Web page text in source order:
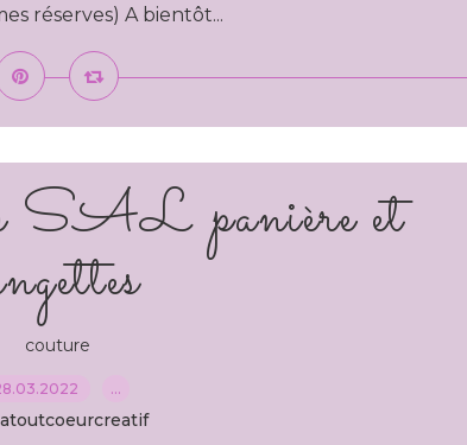
réserves) A bientôt...
SAL panière et
couture
…